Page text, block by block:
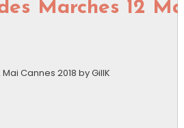
Marches 12
Cannes 2018 by GillK